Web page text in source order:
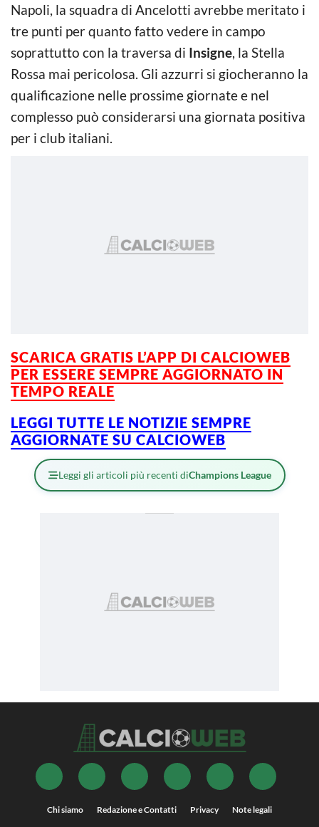
Napoli, la squadra di Ancelotti avrebbe meritato i
tre punti per quanto fatto vedere in campo
soprattutto con la traversa di Insigne, la Stella
Rossa mai pericolosa. Gli azzurri si giocheranno la
qualificazione nelle prossime giornate e nel
complesso può considerarsi una giornata positiva
per i club italiani.
SCARICA GRATIS L’APP DI CALCIOWEB
PER ESSERE SEMPRE AGGIORNATO IN
TEMPO REALE
LEGGI TUTTE LE NOTIZIE SEMPRE
AGGIORNATE SU CALCIOWEB
Leggi gli articoli più recenti diChampions League
Chi siamo Redazione e Contatti Privacy Note legali